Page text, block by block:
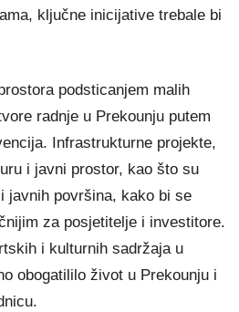
ključne inicijative trebale bi
podsticanjem malih
radnje u Prekounju putem
Infrastrukturne projekte,
i javni prostor, kao što su
javnih površina, kako bi se
za posjetitelje i investitore.
i kulturnih sadržaja u
obogatililo život u Prekounju i